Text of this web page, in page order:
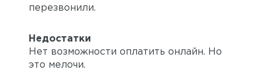
перезвонили.
Недостатки
Нет возможности оплатить онлайн. Но
это мелочи.